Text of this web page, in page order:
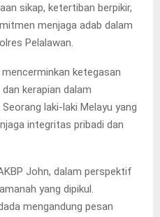
sikap, ketertiban berpikir,
menjaga adab dalam
Pelalawan.
ketegasan
kerapian dalam
laki-laki Melayu yang
integritas pribadi dan
John, dalam perspektif
yang dipikul.
mengandung pesan